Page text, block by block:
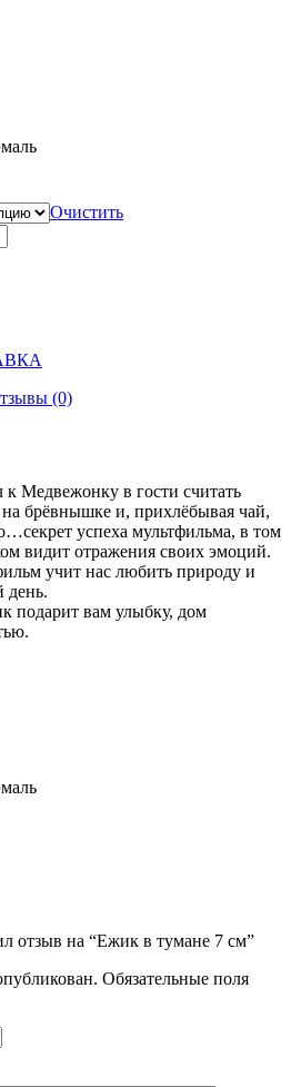
Очистить
(0)
Медвежонку в гости считать
брёвнышке и, прихлёбывая чай,
успеха мультфильма, в том
видит отражения своих эмоций.
учит нас любить природу и
день.
подарит вам улыбку, дом
отзыв на “Ежик в тумане 7 см”
Обязательные поля